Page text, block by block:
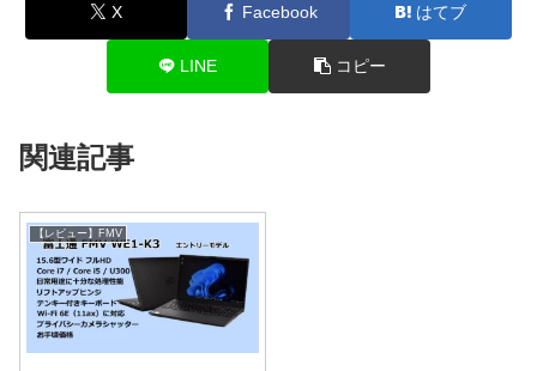
X Facebook はてブ
LINE コピー
関連記事
【レビュー】FMV